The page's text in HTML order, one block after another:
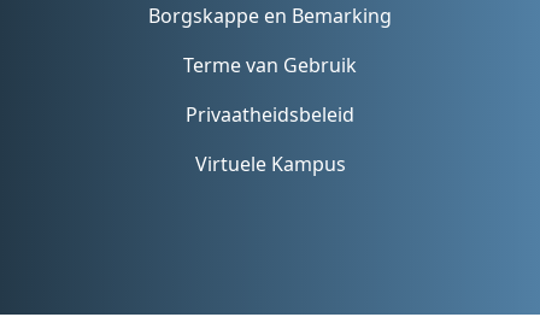
Borgskappe en Bemarking
Terme van Gebruik
Privaatheidsbeleid
Virtuele Kampus